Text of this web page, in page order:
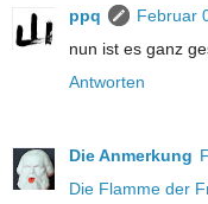
ppq
Februar
nun ist es ganz
Antworten
Die Anmerkung
Die Flamme der